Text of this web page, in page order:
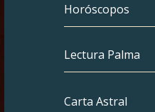
Signos
Capricornio
Horóscopos
Lectura Palma
Carta Astral